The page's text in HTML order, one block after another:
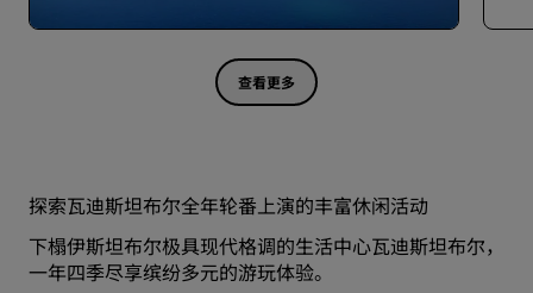
查看更多
探索瓦迪斯坦布尔全年轮番上演的丰富休闲活动
下榻伊斯坦布尔极具现代格调的生活中心瓦迪斯坦布尔，
一年四季尽享缤纷多元的游玩体验。